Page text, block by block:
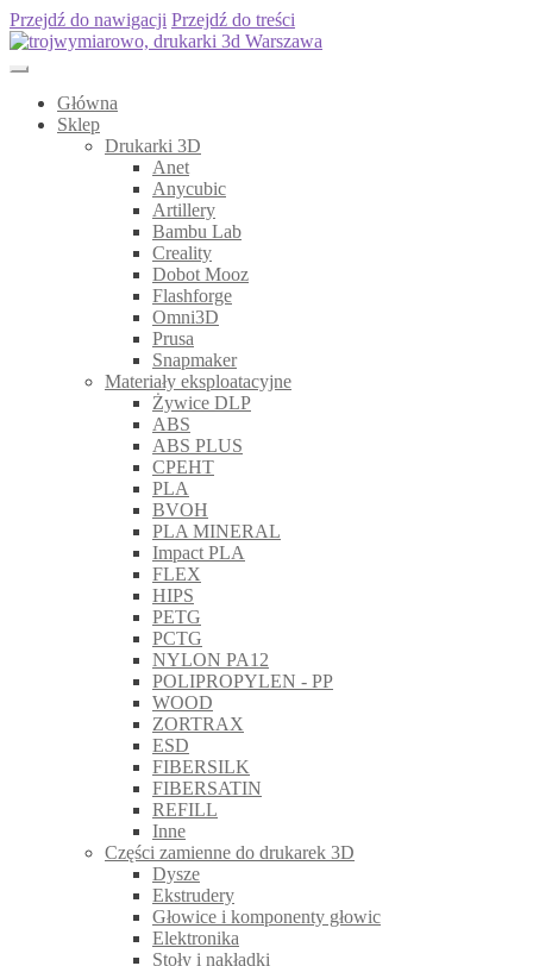
Przejdź do nawigacji Przejdź do treści
Główna
Sklep
Drukarki 3D
Anet
Anycubic
Artillery
Bambu Lab
Creality
Dobot Mooz
Flashforge
Omni3D
Prusa
Snapmaker
Materiały eksploatacyjne
Żywice DLP
ABS
ABS PLUS
CPEHT
PLA
BVOH
PLA MINERAL
Impact PLA
FLEX
HIPS
PETG
PCTG
NYLON PA12
POLIPROPYLEN - PP
WOOD
ZORTRAX
ESD
FIBERSILK
FIBERSATIN
REFILL
Inne
Części zamienne do drukarek 3D
Dysze
Ekstrudery
Głowice i komponenty głowic
Elektronika
Stoły i nakładki